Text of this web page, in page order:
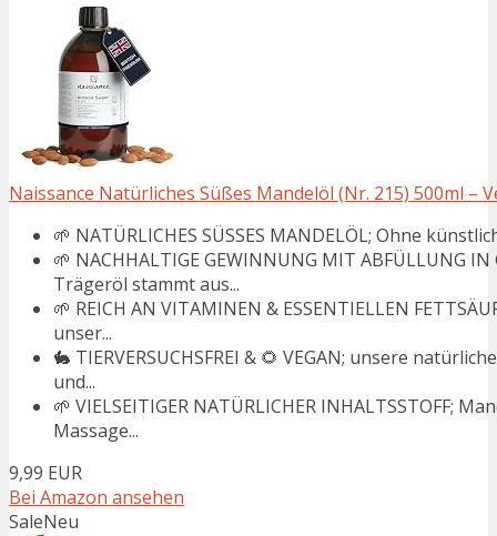
Naissance Natürliches Süßes Mandelöl (Nr. 215) 500ml –
🌱 NATÜRLICHES SÜSSES MANDELÖL; Ohne
🌱 NACHHALTIGE GEWINNUNG MIT ABFÜLLUNG
Trägeröl stammt aus...
🌱 REICH AN VITAMINEN & ESSENTIELLEN
unser...
🐇 TIERVERSUCHSFREI & 🌻 VEGAN; unsere
und...
🌱 VIELSEITIGER NATÜRLICHER INHALTSSTOFF;
Massage...
9,99 EUR
Bei Amazon ansehen
SaleNeu